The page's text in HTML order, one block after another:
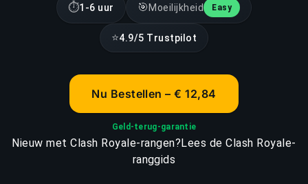
⏱1-6 uur 🎯Moeilijkheid Easy
⭐4.9/5 Trustpilot
Nu Bestellen – € 12,84
Geld-terug-garantie
Nieuw met Clash Royale-rangen?Lees de Clash Royale-
ranggids